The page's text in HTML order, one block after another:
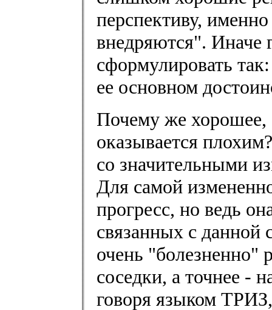
перспективу,
внедряются". Иначе
сформулировать
ее основном
Почему же хорошее,
оказывается
со значительными
Для самой
прогресс, но ведь
связанных с данной
очень "болезненно"
соседки, а точнее -
говоря языком